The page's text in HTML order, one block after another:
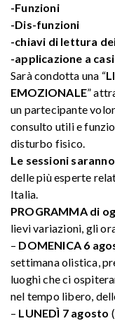
-Funzioni
-Dis-funzioni
-chiavi di lettura
-applicazione a
Sarà condotta una “
EMOZIONALE”
un partecipante
consulto utili e
disturbo fisico.
Le sessioni
delle più esperte
Italia.
PROGRAMMA di
lievi variazioni, gli
– DOMENICA 6
settimana olistica,
luoghi che ci
nel tempo libero,
– LUNEDÌ 7 agosto